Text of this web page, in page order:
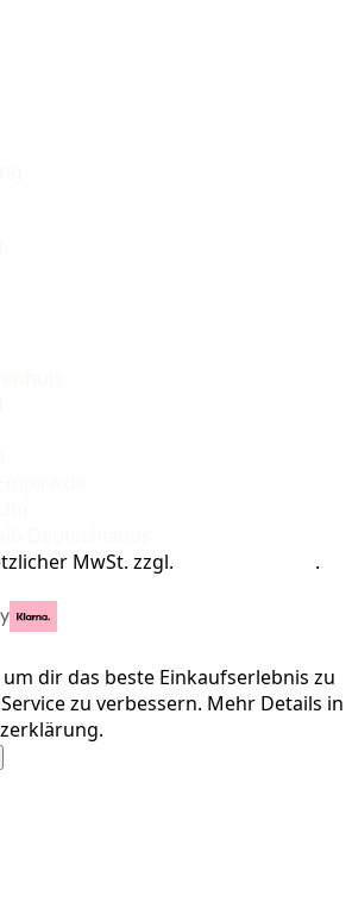
MwSt. zzgl.
.
dir das beste Einkaufserlebnis zu
zu verbessern. Mehr Details in
.